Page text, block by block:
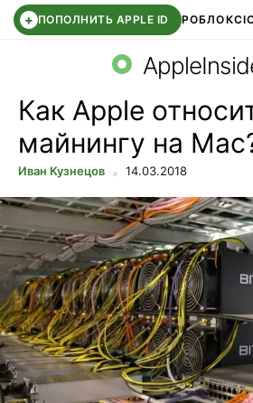
+ ПОПОЛНИТЬ APPLE ID РОБЛОКС
WHATSAPP DDE STOREAPP
Как Apple
майнингу на
Иван Кузнецов 14.03.2018